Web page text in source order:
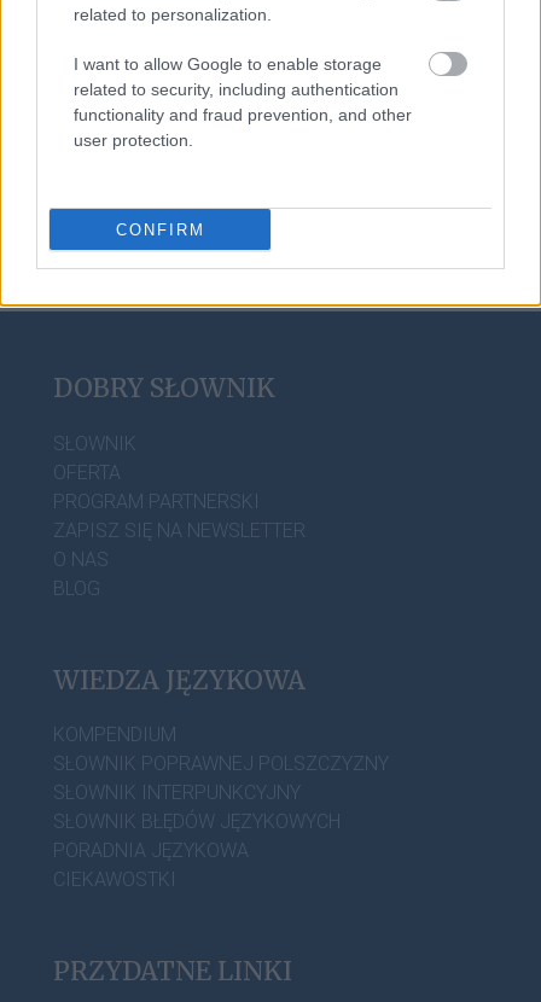
related to personalization.
I want to allow Google to enable storage
related to security, including authentication
functionality and fraud prevention, and other
user protection.
CONFIRM
smartfon
DOBRY SŁOWNIK
SŁOWNIK
OFERTA
PROGRAM PARTNERSKI
ZAPISZ SIĘ NA NEWSLETTER
O NAS
BLOG
WIEDZA JĘZYKOWA
KOMPENDIUM
SŁOWNIK POPRAWNEJ POLSZCZYZNY
SŁOWNIK INTERPUNKCYJNY
SŁOWNIK BŁĘDÓW JĘZYKOWYCH
PORADNIA JĘZYKOWA
CIEKAWOSTKI
PRZYDATNE LINKI